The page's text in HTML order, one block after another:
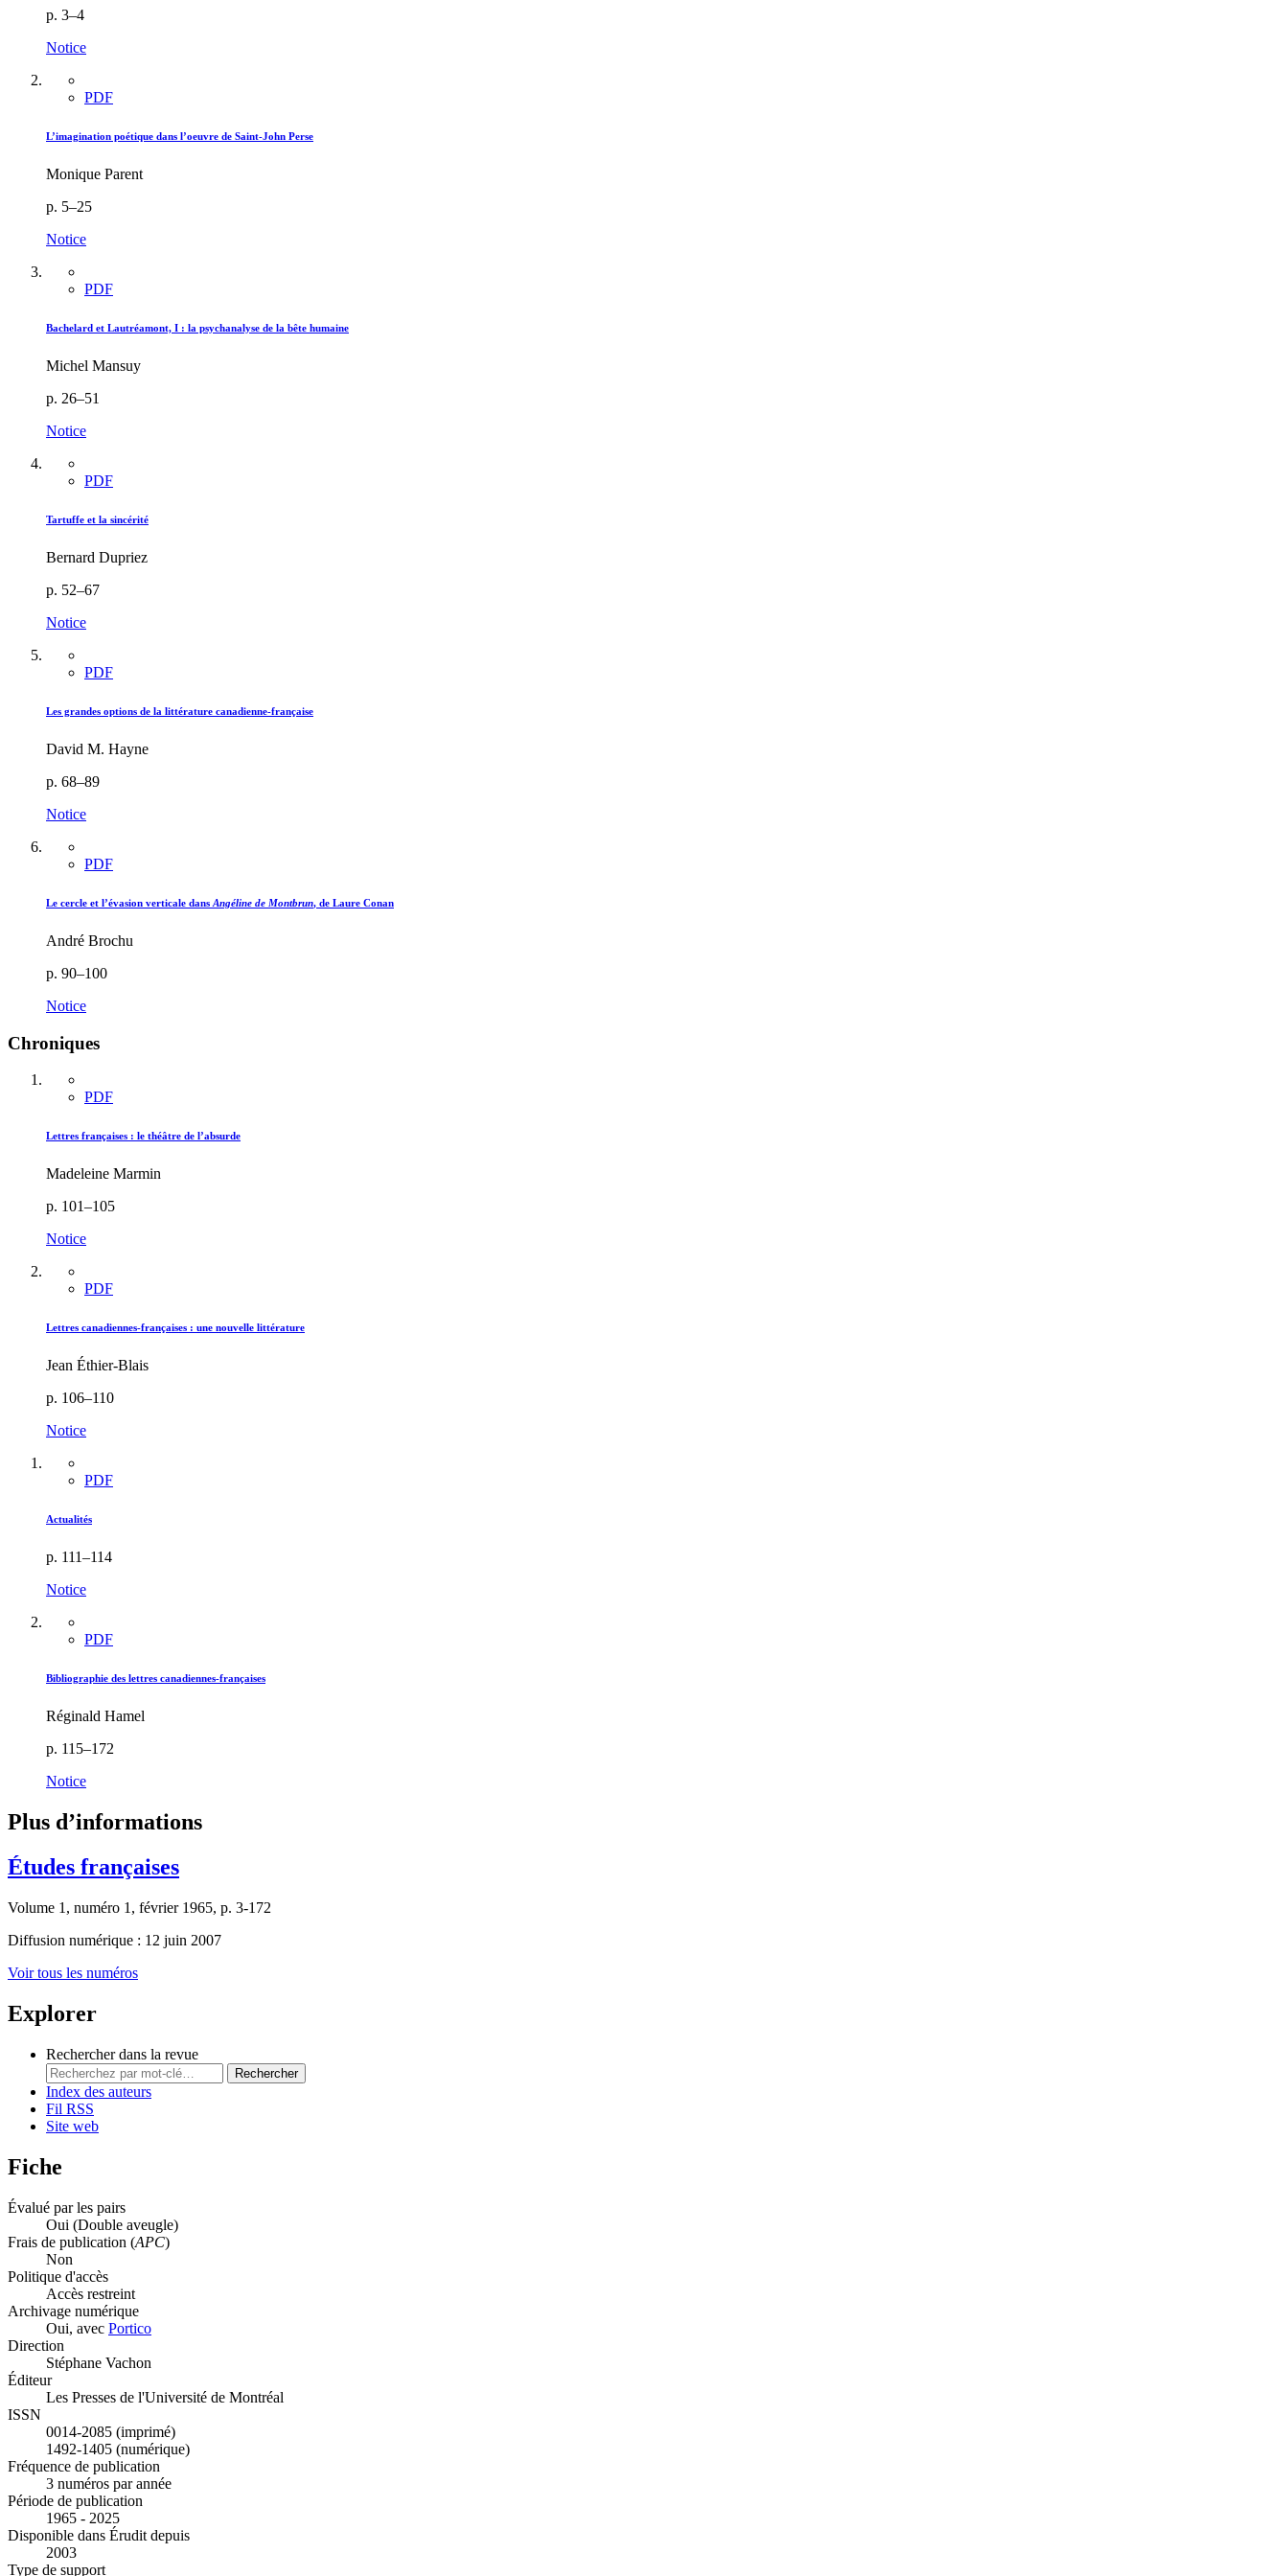
p. 3–4
Notice
PDF
L’imagination poétique dans l’oeuvre de Saint-John Perse
Monique Parent
p. 5–25
Notice
PDF
Bachelard et Lautréamont, I : la psychanalyse de la bête humaine
Michel Mansuy
p. 26–51
Notice
PDF
Tartuffe et la sincérité
Bernard Dupriez
p. 52–67
Notice
PDF
Les grandes options de la littérature canadienne-française
David M. Hayne
p. 68–89
Notice
PDF
Le cercle et l’évasion verticale dans Angéline de Montbrun, de Laure Conan
André Brochu
p. 90–100
Notice
Chroniques
PDF
Lettres françaises : le théâtre de l’absurde
Madeleine Marmin
p. 101–105
Notice
PDF
Lettres canadiennes-françaises : une nouvelle littérature
Jean Éthier-Blais
p. 106–110
Notice
PDF
Actualités
p. 111–114
Notice
PDF
Bibliographie des lettres canadiennes-françaises
Réginald Hamel
p. 115–172
Notice
Plus d’informations
Études françaises
Volume 1, numéro 1, février 1965, p. 3-172
Diffusion numérique : 12 juin 2007
Voir tous les numéros
Explorer
Rechercher dans la revue
Rechercher
Index des auteurs
Fil RSS
Site web
Fiche
Évalué par les pairs
Oui (Double aveugle)
Frais de publication (APC)
Non
Politique d'accès
Accès restreint
Archivage numérique
Oui, avec Portico
Direction
Stéphane Vachon
Éditeur
Les Presses de l'Université de Montréal
ISSN
0014-2085 (imprimé)
1492-1405 (numérique)
Fréquence de publication
3 numéros par année
Période de publication
1965 - 2025
Disponible dans Érudit depuis
2003
Type de support